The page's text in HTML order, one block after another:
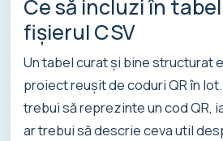
Ce să incluzi în
fișierul CSV
Un tabel curat și bine structurat
proiect reușit de coduri QR în
trebui să reprezinte un cod QR,
ar trebui să descrie ceva util